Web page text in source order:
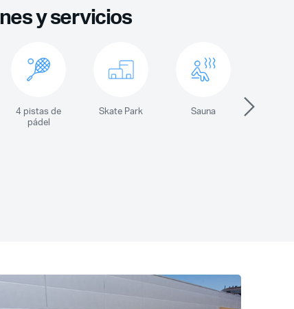
y servicios
4 pistas de
pádel
Skate Park Sauna